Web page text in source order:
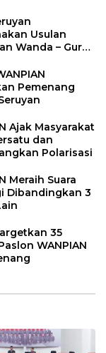
Usulan
Wanda – Guru
Pemenang
Ajak Masyarakat
dan
Polarisasi
Meraih Suara
Dibandingkan 3
35
WANPIAN